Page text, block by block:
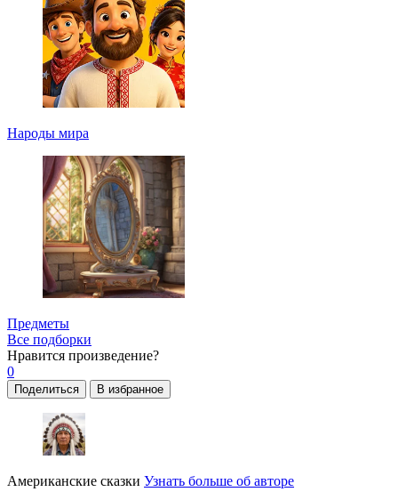
Народы мира
Предметы
Все подборки
Нравится произведение?
0
Поделиться В избранное
Американские сказки Узнать больше об авторе